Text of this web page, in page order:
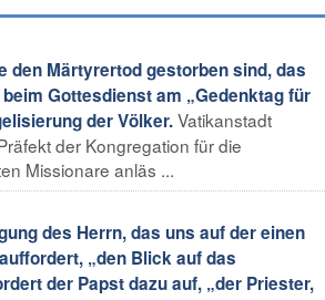
den Märtyrertod gestorben sind, das
Gottesdienst am „Gedenktag für
der Völker.Vatikanstadt
der Kongregation für die
Missionare anläs ...
des Herrn, das uns auf der einen
„den Blick auf das
der Papst dazu auf, „der Priester,